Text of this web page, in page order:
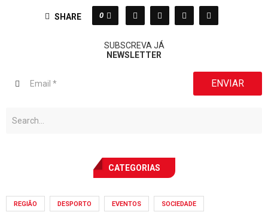
SHARE 0
SUBSCREVA JÁ
NEWSLETTER
ENVIAR
CATEGORIAS
REGIÃO DESPORTO EVENTOS SOCIEDADE